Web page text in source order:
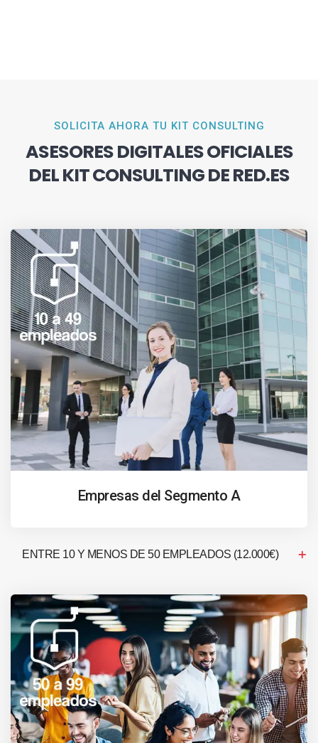
SOLICITA AHORA TU KIT CONSULTING
ASESORES DIGITALES OFICIALES
DEL KIT CONSULTING DE RED.ES
Empresas del Segmento A
ENTRE 10 Y MENOS DE 50 EMPLEADOS (12.000€)